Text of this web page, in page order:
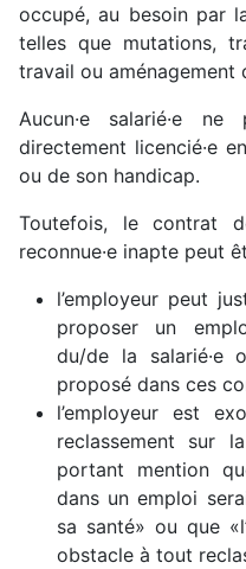
occupé, au besoin par
telles que mutations,
travail ou aménagement
Aucun·e salarié·e
directement licencié·e
ou de son handicap.
Toutefois, le contrat
reconnue·e inapte peut
l’employeur peut
proposer un
du/de la salarié·e
proposé dans ces
l’employeur est
reclassement sur
portant mention
dans un emploi
sa santé» ou que
obstacle à tout